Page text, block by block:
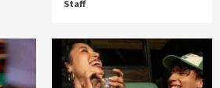
Staff